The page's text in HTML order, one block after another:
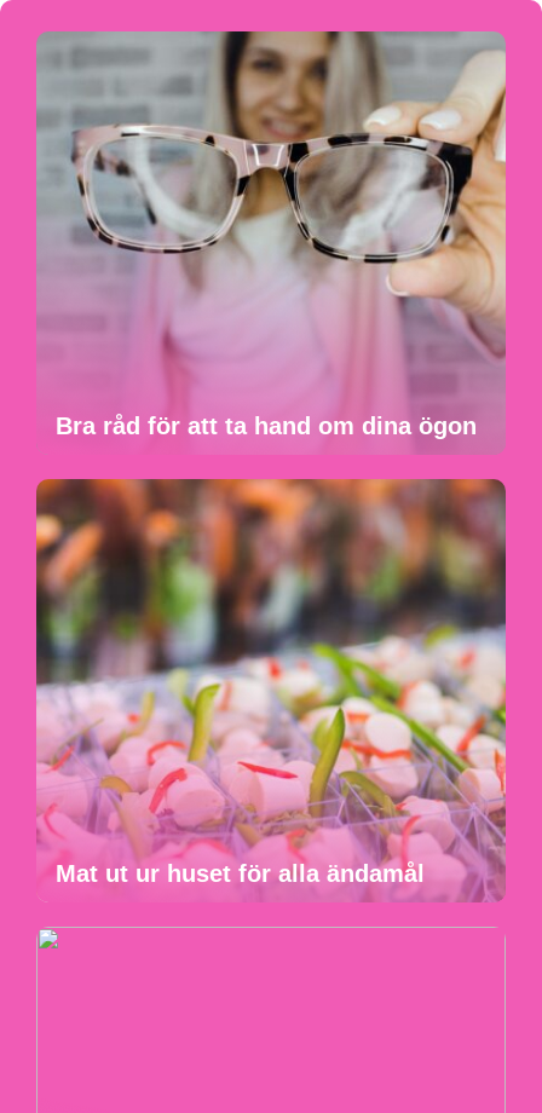
Bra råd för att ta hand om dina ögon
Mat ut ur huset för alla ändamål